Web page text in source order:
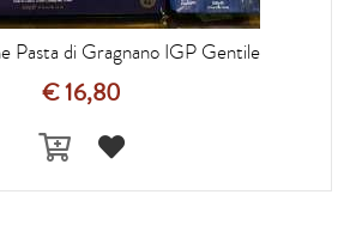
Pasta di Gragnano IGP Gentile
€ 16,80